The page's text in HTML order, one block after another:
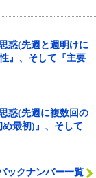
惑(先週と週明けに
』、そして『主要
惑(先週に複数回の
最初)』、そして
ックナンバー一覧